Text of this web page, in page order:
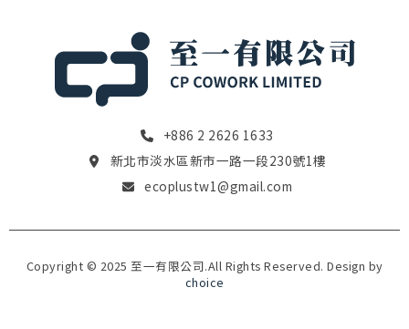
+886 2 2626 1633
新北市淡水區新市一路一段230號1樓
ecoplustw1@gmail.com
Copyright © 2025 至一有限公司.All Rights Reserved. Design by
choice